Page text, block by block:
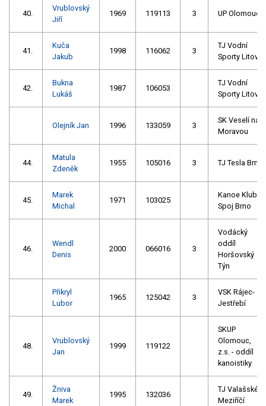
40.
Vrublovský
Jiří
1969 119113 3 UP Olomouc
41.
Kuča
Jakub
1998 116062 3
TJ Vodní
Sporty Litovel
42.
Bukna
Lukáš
1987 106053
TJ Vodní
Sporty Litovel
Olejník Jan 1996 133059 3
SK Veselí nad
Moravou
44.
Matula
Zdeněk
1955 105016 3 TJ Tesla Brno
45.
Marek
Michal
1971 103025
Kanoe Klub
Spoj Brno
46.
Wendl
Denis
2000 066016 3
Vodácký
oddíl
Horšovský
Týn
Přikryl
Lubor
1965 125042 3
VSK Rájec-
Jestřebí
48.
Vrublovský
Jan
1999 119122
SKUP
Olomouc,
z.s. - oddíl
kanoistiky
49.
Žniva
Marek
1995 132036
TJ Valašské
Meziříčí